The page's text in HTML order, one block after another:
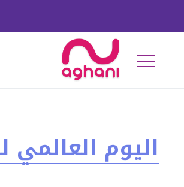
اليوم العالمي